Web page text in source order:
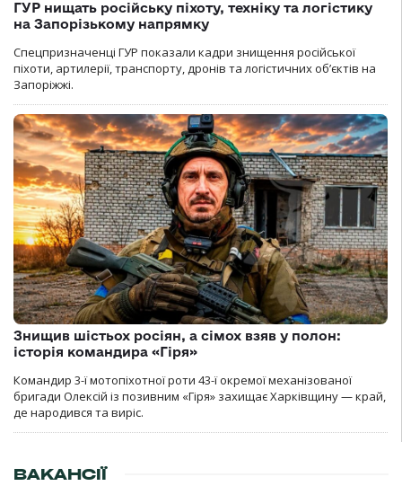
ГУР нищать російську піхоту, техніку та логістику
на Запорізькому напрямку
Спецпризначенці ГУР показали кадри знищення російської
піхоти, артилерії, транспорту, дронів та логістичних об’єктів на
Запоріжжі.
Знищив шістьох росіян, а сімох взяв у полон:
історія командира «Гіря»
Командир 3-ї мотопіхотної роти 43-ї окремої механізованої
бригади Олексій із позивним «Гіря» захищає Харківщину — край,
де народився та виріс.
ВАКАНСІЇ